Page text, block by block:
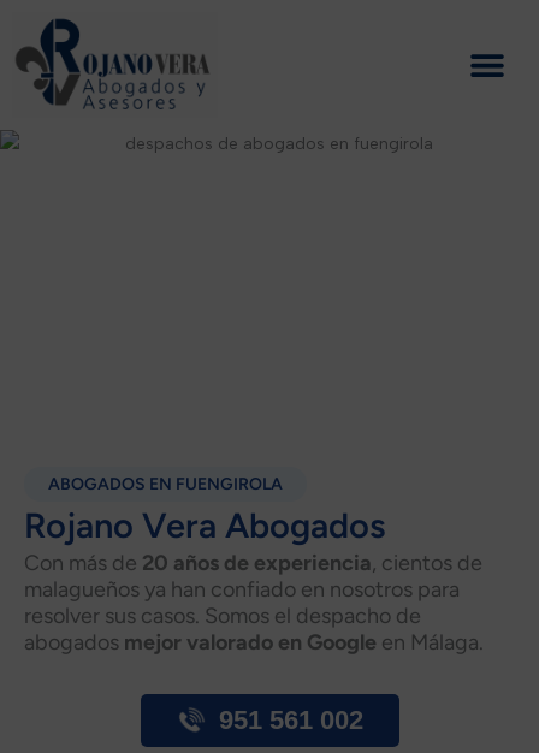
contenido
ABOGADOS EN FUENGIROLA
Rojano Vera Abogados
Con más de 20 años de experiencia, cientos de
malagueños ya han confiado en nosotros para
resolver sus casos. Somos el despacho de
abogados mejor valorado en Google en Málaga.
951 561 002